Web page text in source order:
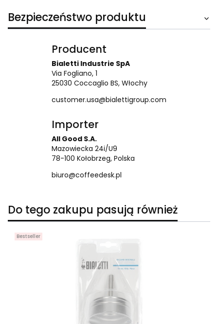
Bezpieczeństwo produktu
Producent
Bialetti Industrie SpA
Via Fogliano, 1
25030 Coccaglio BS, Włochy
customer.usa@bialettigroup.com
Importer
All Good S.A.
Mazowiecka 24i/U9
78-100 Kołobrzeg, Polska
biuro@coffeedesk.pl
Do tego zakupu pasują również
Bestseller